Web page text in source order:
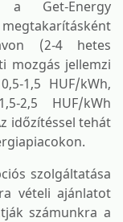
Get-Energy
(2-4 hetes
mozgás jellemzi
1,5 HUF/kWh,
2,5 HUF/kWh
időzítéssel tehát
szolgáltatása
vételi ajánlatot
számunkra a